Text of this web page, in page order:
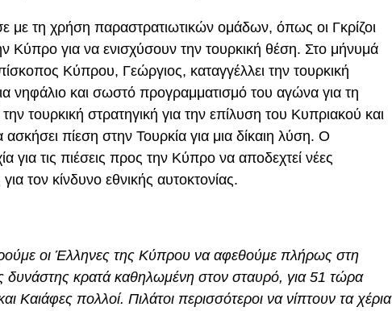
με τη χρήση παραστρατιωτικών ομάδων, όπως οι Γκρίζοι
Κύπρο για να ενισχύσουν την τουρκική θέση. Στο μήνυμά
Κύπρου, Γεώργιος, καταγγέλλει την τουρκική
νηφάλιο και σωστό προγραμματισμό του αγώνα για τη
τουρκική στρατηγική για την επίλυση του Κυπριακού και
πίεση στην Τουρκία για μια δίκαιη λύση. Ο
για τις πιέσεις προς την Κύπρο να αποδεχτεί νέες
τον κίνδυνο εθνικής αυτοκτονίας.
οι Έλληνες της Κύπρου να αφεθούμε πλήρως στη
κρατά καθηλωμένη στον σταυρό, για 51 τώρα
Καιάφες πολλοί. Πιλάτοι περισσότεροι να νίπτουν τα χέρια